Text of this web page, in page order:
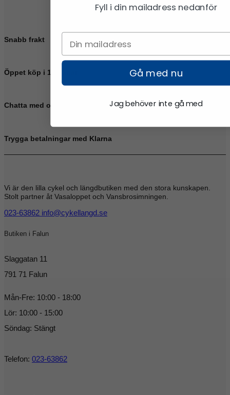
Snabb frakt
Öppet köp i 14 dagar
Chatta med oss
Trygga betalningar med Klarna
Vi är den lilla cykel och längdbutiken med den stora kunskapen.
Stolt partner åt Vasaloppet och Vansbrosimningen.
023-63862 info@cykellangd.se
Butiken i Falun
Slaggatan 11
791 71 Falun
Mån-Fre: 10:00 - 18:00
Lör: 10:00 - 15:00
Söndag: Stängt
Telefon: 023-63862
Fyll i din mailadress nedanför
Gå med nu
Jag behöver inte gå med